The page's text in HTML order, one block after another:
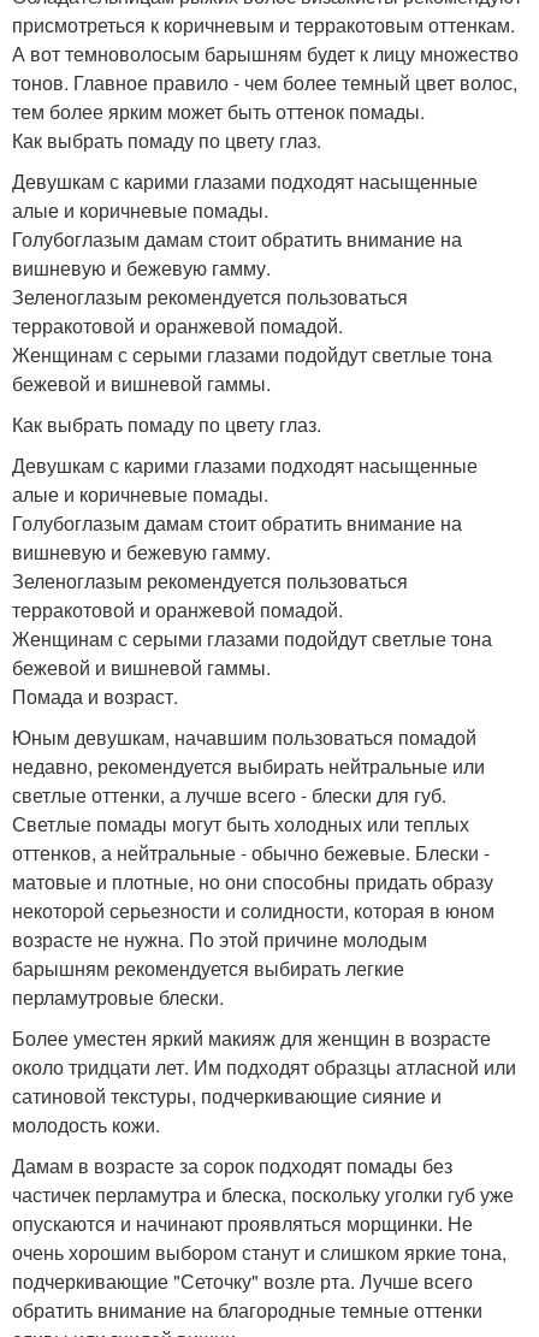
присмотреться к коричневым и терракотовым оттенкам.
А вот темноволосым барышням будет к лицу множество
тонов. Главное правило - чем более темный цвет волос,
тем более ярким может быть оттенок помады.
Как выбрать помаду по цвету глаз.
Девушкам с карими глазами подходят насыщенные
алые и коричневые помады.
Голубоглазым дамам стоит обратить внимание на
вишневую и бежевую гамму.
Зеленоглазым рекомендуется пользоваться
терракотовой и оранжевой помадой.
Женщинам с серыми глазами подойдут светлые тона
бежевой и вишневой гаммы.
Как выбрать помаду по цвету глаз.
Девушкам с карими глазами подходят насыщенные
алые и коричневые помады.
Голубоглазым дамам стоит обратить внимание на
вишневую и бежевую гамму.
Зеленоглазым рекомендуется пользоваться
терракотовой и оранжевой помадой.
Женщинам с серыми глазами подойдут светлые тона
бежевой и вишневой гаммы.
Помада и возраст.
Юным девушкам, начавшим пользоваться помадой
недавно, рекомендуется выбирать нейтральные или
светлые оттенки, а лучше всего - блески для губ.
Светлые помады могут быть холодных или теплых
оттенков, а нейтральные - обычно бежевые. Блески -
матовые и плотные, но они способны придать образу
некоторой серьезности и солидности, которая в юном
возрасте не нужна. По этой причине молодым
барышням рекомендуется выбирать легкие
перламутровые блески.
Более уместен яркий макияж для женщин в возрасте
около тридцати лет. Им подходят образцы атласной или
сатиновой текстуры, подчеркивающие сияние и
молодость кожи.
Дамам в возрасте за сорок подходят помады без
частичек перламутра и блеска, поскольку уголки губ уже
опускаются и начинают проявляться морщинки. Не
очень хорошим выбором станут и слишком яркие тона,
подчеркивающие "Сеточку" возле рта. Лучше всего
обратить внимание на благородные темные оттенки